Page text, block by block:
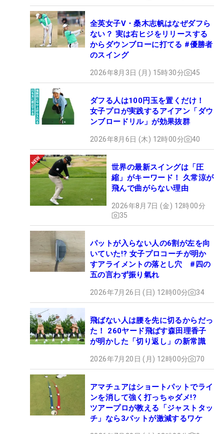
全英女子V・桑木志帆はなぜダフら
ない？ 実は右ヒジをリリースする
からダウンブローに打てる #優勝者
のスイング
2026年8月3日 (月) 15時30分 45
ダフる人は100円玉を置くだけ！
女子プロが実践するアイアン「ダウ
ンブロードリル」が効果抜群
2026年8月6日 (木) 12時00分 40
世界の最新スイングは「圧
縮」がキーワード！ 久常涼が
飛んで曲がらない理由
2026年8月7日 (金) 12時00分
35
パットが入らない人の6割が左を向
いていた!? 女子プロコーチが明か
すアライメントの落とし穴 #四の
五の言わず振り氣れ
2026年7月26日 (日) 12時00分 34
飛ばない人は腰を先に切るからだっ
た！ 260ヤード飛ばす森田理香子
が明かした「切り返し」の新常識
2026年7月20日 (月) 12時00分 70
アマチュアはショートパットでライ
ンを消して強く打っちゃダメ!?
ツアープロが教える「ジャストタッ
チ」なら3パットが激減するワケ